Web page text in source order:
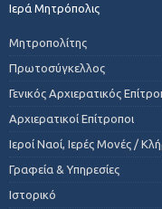
Ιερά Μητρόπολις
Μητροπολίτης
Πρωτοσύγκελλος
Γενικός Αρχιερατικός
Αρχιερατικοί Επίτροποι
Ιεροί Ναοί, Ιερές Μονές /
Γραφεία & Υπηρεσίες
Ιστορικό